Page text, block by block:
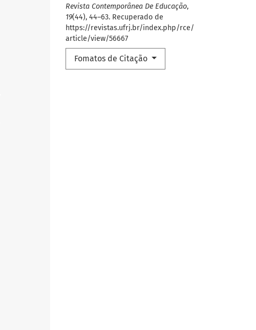
Revista Contemporânea De Educação,
19(44), 44–63. Recuperado de
https://revistas.ufrj.br/index.php/rce/
article/view/56667
Fomatos de Citação